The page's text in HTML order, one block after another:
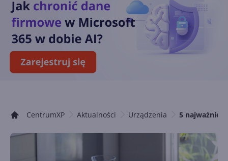
CentrumXP Aktualności Urządzenia 5